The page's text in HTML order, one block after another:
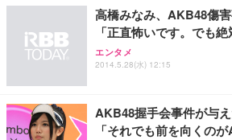
高橋みなみ、AKB48傷
「正直怖いです。でも
エンタメ
2014.5.28(水) 12:15
AKB48握手会事件が与
「それでも前を向くの